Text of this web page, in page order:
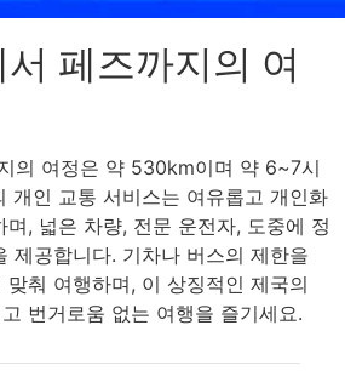
페즈까지의 여
의 여정은 약 530km이며 약 6~7시
개인 교통 서비스는 여유롭고 개인화
, 넓은 차량, 전문 운전자, 도중에 정
제공합니다. 기차나 버스의 제한을
춰 여행하며, 이 상징적인 제국의
번거로움 없는 여행을 즐기세요.